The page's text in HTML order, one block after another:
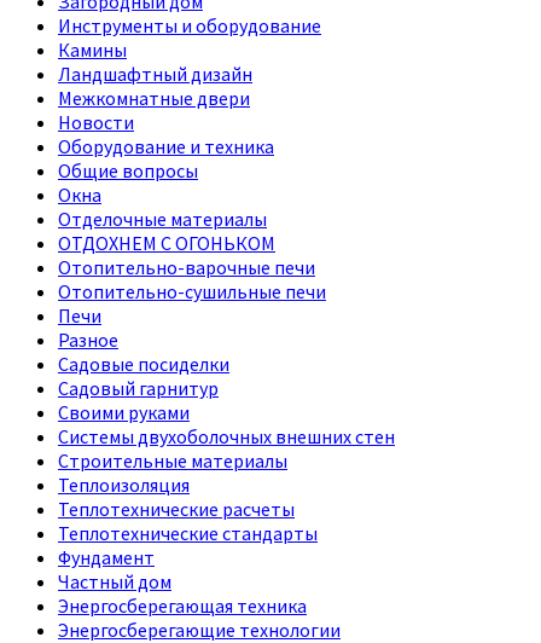
Инструменты и оборудование
Камины
Ландшафтный дизайн
Межкомнатные двери
Новости
Оборудование и техника
Общие вопросы
Окна
Отделочные материалы
ОТДОХНЕМ С ОГОНЬКОМ
Отопительно-варочные печи
Отопительно-сушильные печи
Печи
Разное
Садовые посиделки
Садовый гарнитур
Своими руками
Системы двухоболочных внешних стен
Строительные материалы
Теплоизоляция
Теплотехнические расчеты
Теплотехнические стандарты
Фундамент
Частный дом
Энергосберегающая техника
Энергосберегающие технологии